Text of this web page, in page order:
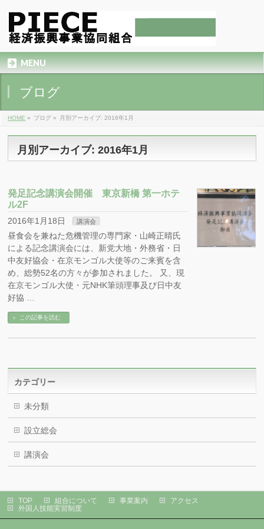
MENU
ブログ
HOME » ブログ » 月別アーカイブ: 2016年1月
月別アーカイブ: 2016年1月
発足記念講演会開催 東京新橋 第一ホテ
ル2F
2016年1月18日 講演会
昼食会を兼ねた危機管理の専門家・山崎正晴氏
による記念講演会には、新党大地・外務省・日
中友好協会・在京モンゴル大使等のご来賓を含
め、総勢52名の方々が参加されました。 又、現
在京モンゴル大使・元NHK筆頭理事及び日中友
好協 …
この記事を読む
カテゴリー
未分類
設立総会
講演会
TOP 組合について 事業案内
アクセス
外国人技能実習制度